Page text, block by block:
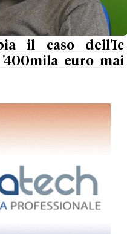
il caso dell'Ic
euro mai